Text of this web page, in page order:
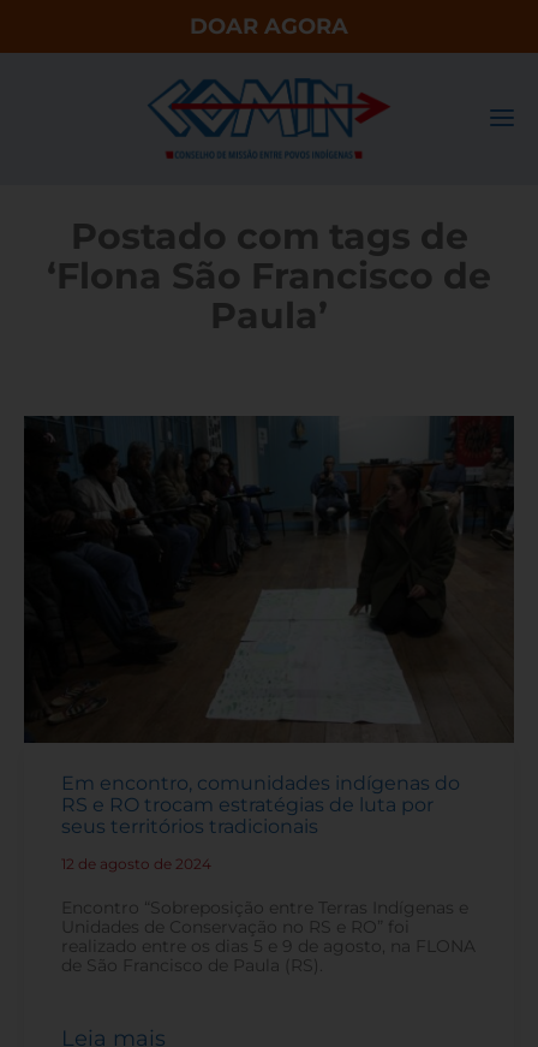
DOAR AGORA
Postado com tags de
‘Flona São Francisco de
Paula’
Em encontro, comunidades indígenas do
RS e RO trocam estratégias de luta por
seus territórios tradicionais
12 de agosto de 2024
Encontro “Sobreposição entre Terras Indígenas e
Unidades de Conservação no RS e RO” foi
realizado entre os dias 5 e 9 de agosto, na FLONA
de São Francisco de Paula (RS).
Leia mais